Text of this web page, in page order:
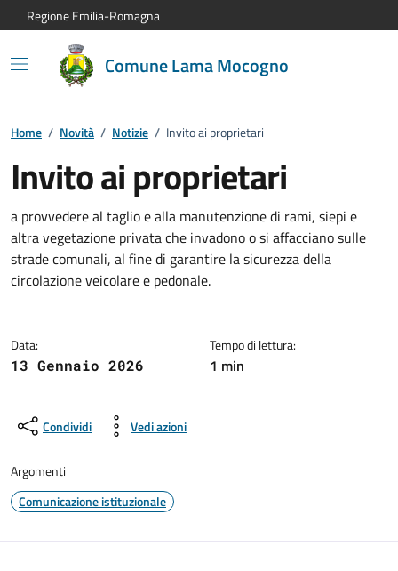
Vai al contenuto principale
Vai alla navigazione del sito
Vai al piede di pagina
Regione Emilia-Romagna
Comune Lama Mocogno
Home / Novità / Notizie / Invito ai proprietari
Invito ai proprietari
Dettagli della notizia:
a provvedere al taglio e alla manutenzione di rami, siepi e
altra vegetazione privata che invadono o si affacciano sulle
strade comunali, al fine di garantire la sicurezza della
circolazione veicolare e pedonale.
Data:
13 Gennaio 2026
Tempo di lettura:
1 min
Condividi Vedi azioni
Argomenti
Comunicazione istituzionale